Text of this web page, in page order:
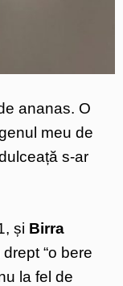
ananas. O
meu de
s-ar
și Birra
“o bere
la fel de